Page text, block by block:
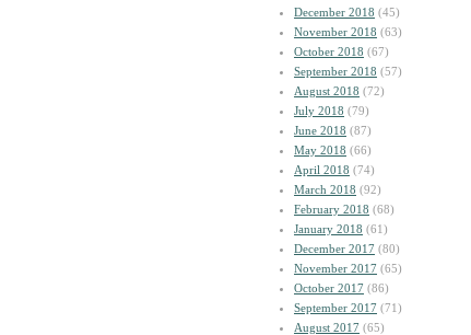
December 2018 (45)
November 2018 (63)
October 2018 (67)
September 2018 (57)
August 2018 (72)
July 2018 (79)
June 2018 (87)
May 2018 (66)
April 2018 (74)
March 2018 (92)
February 2018 (68)
January 2018 (61)
December 2017 (80)
November 2017 (65)
October 2017 (86)
September 2017 (71)
August 2017 (65)